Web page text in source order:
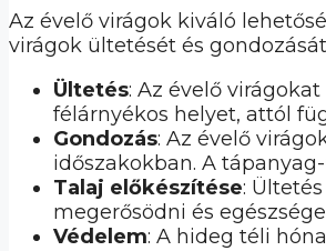
Az évelő virágok kiváló
virágok ültetését és
Ültetés: Az évelő
félárnyékos helyet, attól
Gondozás: Az évelő
időszakokban. A
Talaj előkészítése:
megerősödni és
Védelem: A hideg téli